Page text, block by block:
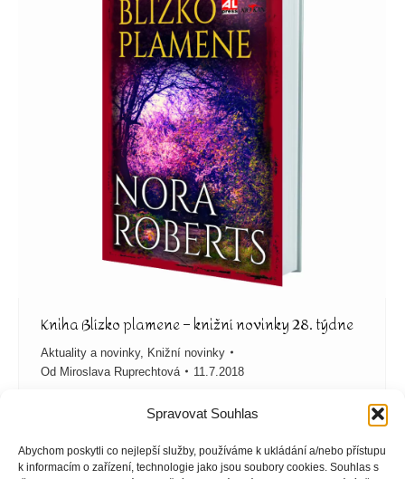
Spravovat Souhlas
Abychom poskytli co nejlepší služby, používáme k ukládání a/nebo přístupu
k informacím o zařízení, technologie jako jsou soubory cookies. Souhlas s
Kniha Blízko plamene – knižní novinky 28. týdne
Aktuality a novinky, Knižní novinky
Od Miroslava Ruprechtová 11.7.2018
anotace Cestu do náruče charismatického Connora si
našla už spousta žen, ale k jeho srdci se dokázala
přiblížit jen Maera, sestřina nejlepší přítelkyně. Maera